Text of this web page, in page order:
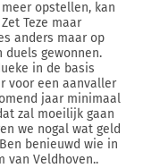
opstellen, kan
Teze maar
anders maar op
duels gewonnen.
in de basis
voor een aanvaller
jaar minimaal
zal moeilijk gaan
we nogal wat geld
benieuwd wie in
van Veldhoven..